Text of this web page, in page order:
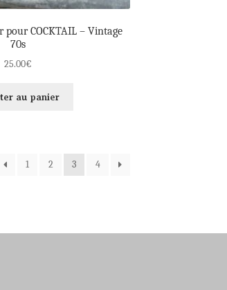
pour COCKTAIL – Vintage
70s
25.00€
au panier
1 2 3 4